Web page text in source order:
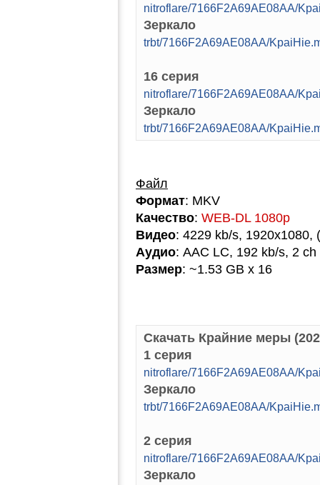
nitroflare/7166F2A69AE08AA/
Зеркало
trbt/7166F2A69AE08AA/
16 серия
nitroflare/7166F2A69AE08AA/
Зеркало
trbt/7166F2A69AE08AA/
Файл
Формат: MKV
Качество: WEB-DL 1080p
Видео: 4229 kb/s, 1920x1080,
Аудио: AAC LC, 192 kb/s, 2 ch
Размер: ~1.53 GB x 16
Скачать Крайние меры
1 серия
nitroflare/7166F2A69AE08AA/
Зеркало
trbt/7166F2A69AE08AA/
2 серия
nitroflare/7166F2A69AE08AA/
Зеркало